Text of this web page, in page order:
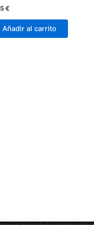
€
Añadir al carrito